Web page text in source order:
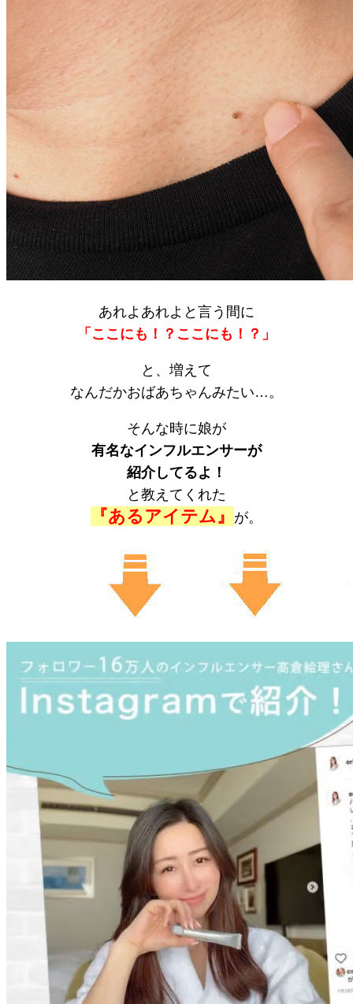
あれよあれよと言う間に
「ここにも！？ここにも！？」
と、増えて
なんだかおばあちゃんみたい…。
そんな時に娘が
有名なインフルエンサーが
紹介してるよ！
と教えてくれた
『あるアイテム』 が。